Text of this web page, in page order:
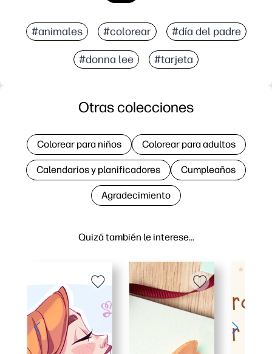
#animales #colorear #día del padre
#donna lee #tarjeta
Quizá también le interese…
Otras colecciones
Colorear para niños Colorear para adultos
Calendarios y planificadores Cumpleaños
Agradecimiento